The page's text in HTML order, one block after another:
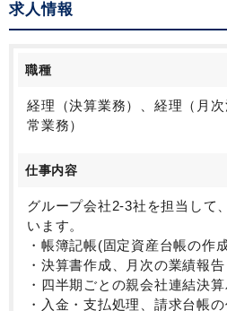
受託元は小規模な会社が多いで
こその会社が多数。
また、在宅勤務・フレックスタ
て、働き方の自由度も高い環境
これからの事業拡大に備えた採
求人情報
職種
経理（決算業務）、経理（月
常業務）
仕事内容
グループ会社2-3社を担当して
います。
・帳簿記帳(固定資産台帳の作
・決算書作成、月次の業績報
・四半期ごとの親会社連結決
・入金・支払処理、請求台帳